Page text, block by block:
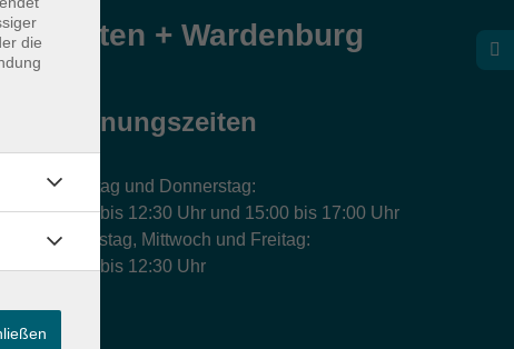
Hatten + Wardenburg
Öffnungszeiten
Montag und Donnerstag:
9:00 bis 12:30 Uhr und 15:00 bis 17:00 Uhr
Dienstag, Mittwoch und Freitag:
9:00 bis 12:30 Uhr
die